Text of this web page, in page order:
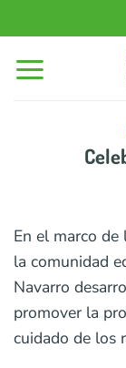
al
contenido
En el marco
la comunidad
Navarro
promover la
cuidado de los